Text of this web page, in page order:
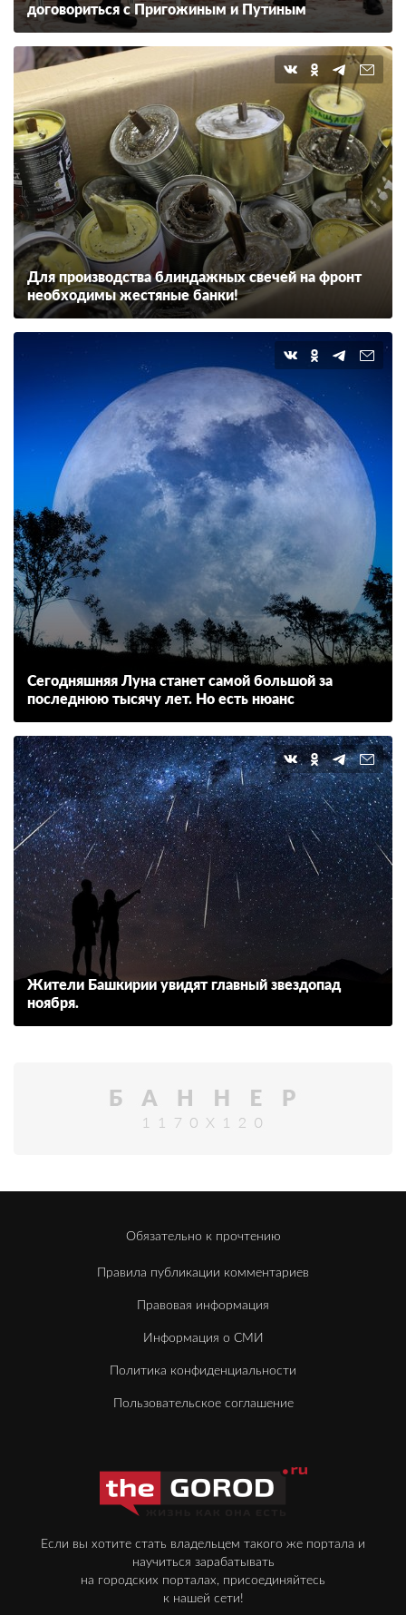
договориться с Пригожиным и Путиным
Для производства блиндажных свечей на фронт
необходимы жестяные банки!
Сегодняшняя Луна станет самой большой за
последнюю тысячу лет. Но есть нюанс
Жители Башкирии увидят главный звездопад
ноября.
Обязательно к прочтению
Правила публикации комментариев
Правовая информация
Информация о СМИ
Политика конфиденциальности
Пользовательское соглашение
Если вы хотите стать владельцем такого же портала и
научиться зарабатывать
на городских порталах, присоединяйтесь
к нашей сети!